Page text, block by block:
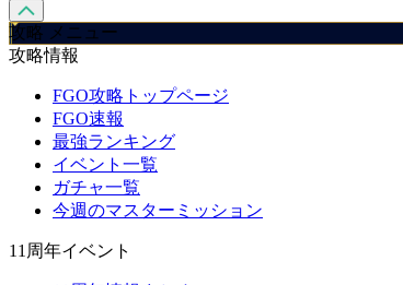
攻略 メニュー
攻略情報
FGO攻略トップページ
FGO速報
最強ランキング
イベント一覧
ガチャ一覧
今週のマスターミッション
11周年イベント